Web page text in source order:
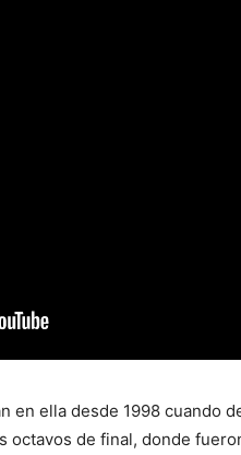
en ella desde 1998 cuando
octavos de final, donde